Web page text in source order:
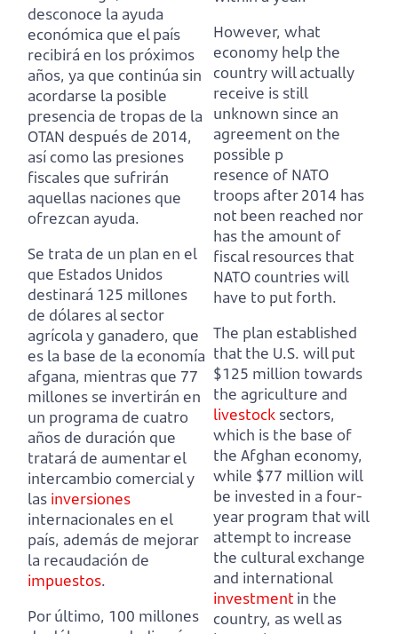
desconoce la ayuda
económica que el país
recibirá en los próximos
años, ya que continúa sin
acordarse la posible
presencia de tropas de la
OTAN después de 2014,
así como las presiones
fiscales que sufrirán
aquellas naciones que
ofrezcan ayuda.
Se trata de un plan en el
que Estados Unidos
destinará 125 millones
de dólares al sector
agrícola y ganadero, que
es la base de la economía
afgana, mientras que 77
millones se invertirán en
un programa de cuatro
años de duración que
tratará de aumentar el
intercambio comercial y
las inversiones
internacionales en el
país, además de mejorar
la recaudación de
impuestos.
Por último, 100 millones
However, what
economy help the
country will actually
receive is still
unknown since an
agreement on the
possible p
resence of NATO
troops after 2014 has
not been reached nor
has the amount of
fiscal resources that
NATO countries will
have to put forth.
The plan established
that the U.S. will put
$125 million towards
the agriculture and
livestock sectors,
which is the base of
the Afghan economy,
while $77 million will
be invested in a four-
year program that will
attempt to increase
the cultural exchange
and international
investment in the
country, as well as